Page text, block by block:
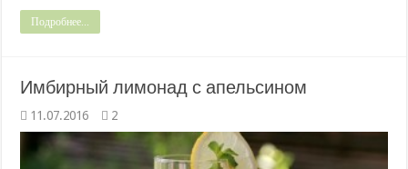
Подробнее...
Имбирный лимонад с апельсином
11.07.2016 2